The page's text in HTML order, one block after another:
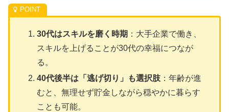
30代はスキルを磨く時期 ：大手企業で働き、
スキルを上げることが30代の幸福につなが
る。
40代後半は「逃げ切り」も選択肢 ：年齢が進
むと、無理せず貯金しながら穏やかに暮らす
ことも可能。